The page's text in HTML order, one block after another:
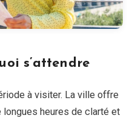
s’attendre
à visiter. La ville offre
heures de clarté et